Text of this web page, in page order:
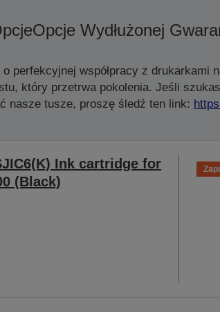
Opcje Wydłużonej
perfekcyjnej współpracy z drukarkami
który przetrwa pokolenia. Jeśli
nasze tusze, proszę śledź ten link:
Ink cartridge for
(Black)